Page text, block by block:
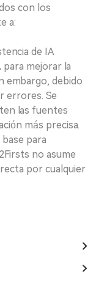
con los
a:
de IA
mejorar la
embargo, debido
errores. Se
las fuentes
más precisa.
para
no asume
por cualquier